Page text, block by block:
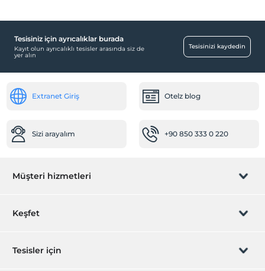
Tesisiniz için ayrıcalıklar burada
Kayıt olun ayrıcalıklı tesisler arasında siz de
yer alın
Tesisinizi kaydedin
Extranet Giriş Otelz blog
Sizi arayalım +90 850 333 0 220
Müşteri hizmetleri
Rezervasyon yönet
Keşfet
Hediye Kart
Tesisler için